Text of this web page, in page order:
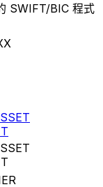
SWIFT/BIC 程式